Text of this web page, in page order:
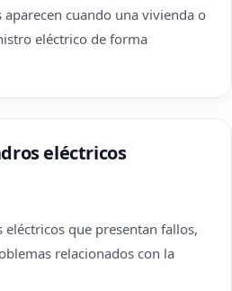
cuando una vivienda o
eléctrico de forma
eléctricos
eléctricos que presentan fallos,
relacionados con la